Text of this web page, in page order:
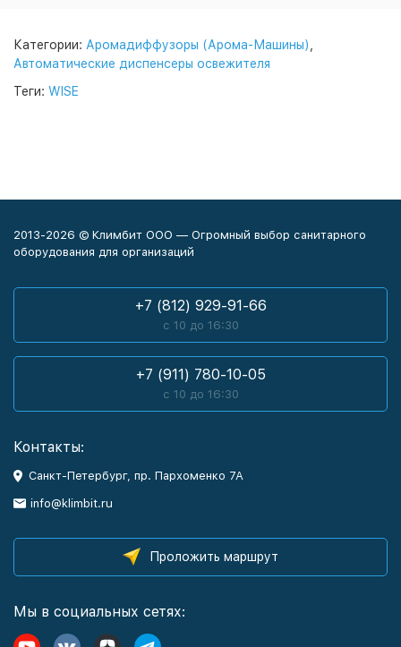
Категории: Аромадиффузоры (Арома-Машины)
Автоматические диспенсеры освежителя
Теги: WISE
2013-2026 © Климбит ООО — Огромный выбор санитарного
оборудования для организаций
+7 (812) 929-91-66
с 10 до 16:30
+7 (911) 780-10-05
с 10 до 16:30
Контакты:
Санкт-Петербург, пр. Пархоменко 7А
info@klimbit.ru
Проложить маршрут
Мы в социальных сетях: